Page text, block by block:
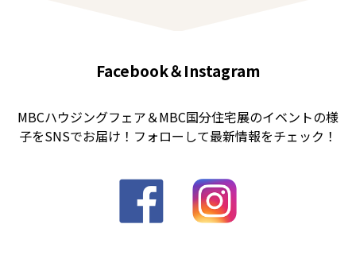
Facebook＆Instagram
MBCハウジングフェア＆MBC国分住宅展のイベントの様
子をSNSでお届け！フォローして最新情報をチェック！